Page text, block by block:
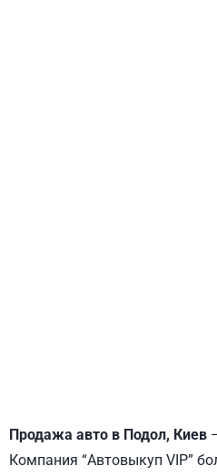
Продажа авто в Подол, Киев
Компания “Автовыкуп VIP”